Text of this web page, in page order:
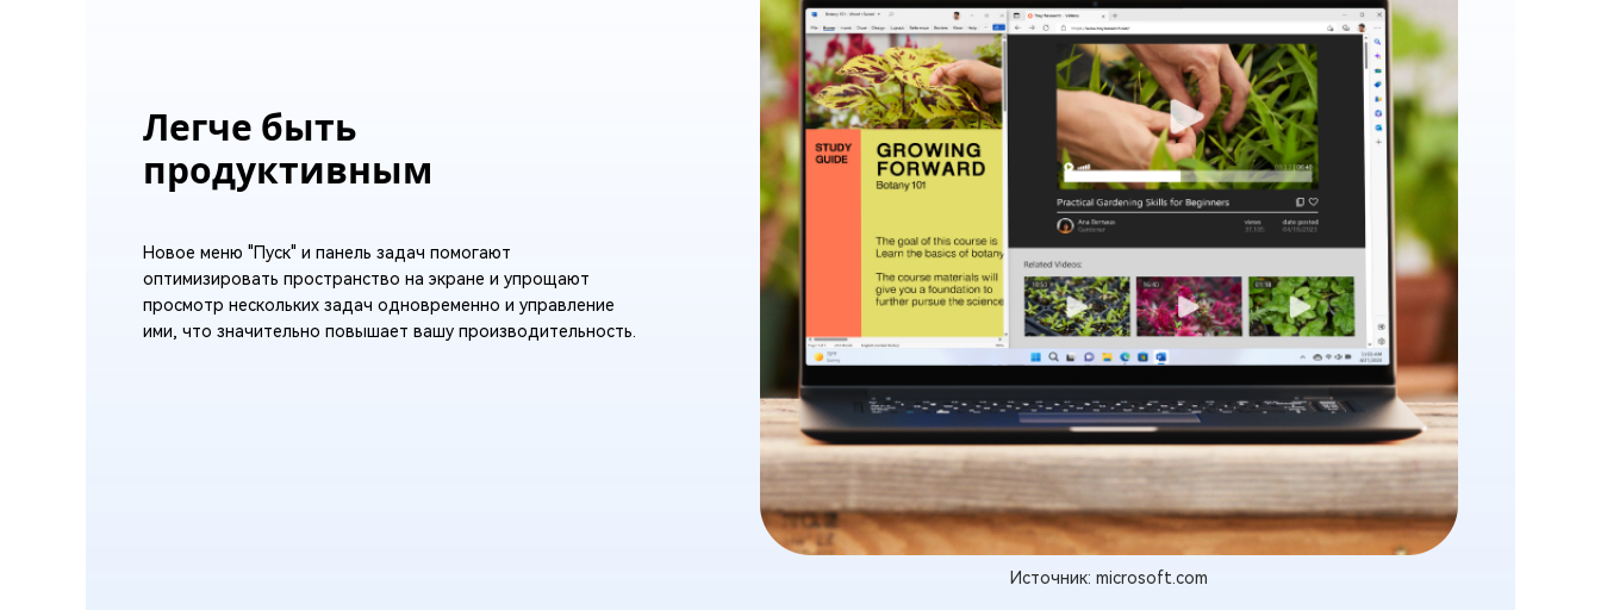
Легче быть
продуктивным
Новое меню "Пуск" и панель задач помогают
оптимизировать пространство на экране и упрощают
просмотр нескольких задач одновременно и управление
ими, что значительно повышает вашу производительность.
Источник: microsoft.com